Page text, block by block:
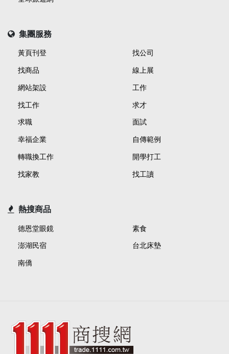
集團服務
黃頁刊登 找公司
找商品 線上展
網站架設 工作
找工作 求才
求職 面試
幸福企業 自傳範例
轉職換工作 開學打工
找家教 找工讀
熱搜商品
德恩堂眼鏡 素食
澎湖民宿 台北床墊
南僑